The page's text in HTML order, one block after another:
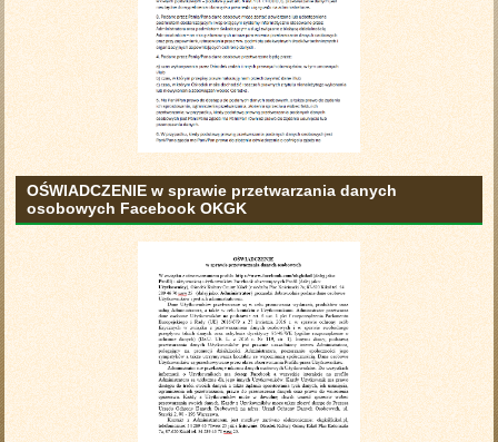
OŚWIADCZENIE w sprawie przetwarzania danych
osobowych Facebook OKGK